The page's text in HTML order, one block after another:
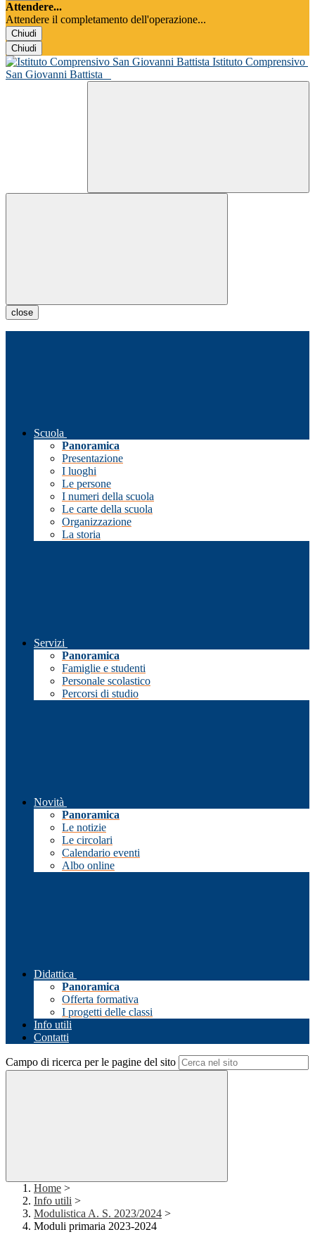
Attendere...
Attendere il completamento dell'operazione...
Chiudi
Chiudi
Istituto Comprensivo
San Giovanni Battista
close
Scuola
Panoramica
Presentazione
I luoghi
Le persone
I numeri della scuola
Le carte della scuola
Organizzazione
La storia
Servizi
Panoramica
Famiglie e studenti
Personale scolastico
Percorsi di studio
Novità
Panoramica
Le notizie
Le circolari
Calendario eventi
Albo online
Didattica
Panoramica
Offerta formativa
I progetti delle classi
Info utili
Contatti
Campo di ricerca per le pagine del sito
Home >
Info utili >
Modulistica A. S. 2023/2024 >
Moduli primaria 2023-2024